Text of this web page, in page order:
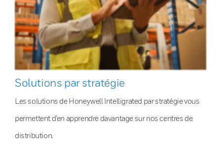
Solutions par stratégie
Les solutions de Honeywell Intelligrated par stratégie vous
permettent d’en apprendre davantage sur nos centres de
distribution.